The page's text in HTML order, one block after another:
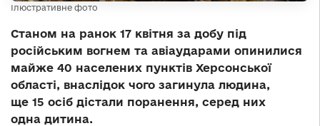
Ілюстративне фото
Станом на ранок 17 квітня за добу під
російським вогнем та авіаударами опинилися
майже 40 населених пунктів Херсонської
області, внаслідок чого загинула людина,
ще 15 осіб дістали поранення, серед них
одна дитина.